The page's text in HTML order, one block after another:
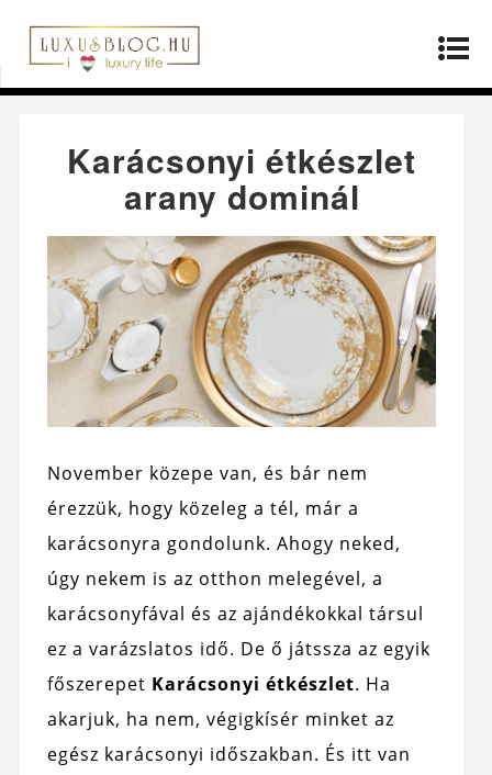
Kezdőlap»Életmód
Karácsonyi étkészlet arany
dominál
Karácsonyi étkészlet
arany dominál
November közepe van, és bár nem
érezzük, hogy közeleg a tél, már a
karácsonyra gondolunk. Ahogy neked,
úgy nekem is az otthon melegével, a
karácsonyfával és az ajándékokkal társul
ez a varázslatos idő. De ő játssza az egyik
főszerepet Karácsonyi étkészlet. Ha
akarjuk, ha nem, végigkísér minket az
egész karácsonyi időszakban. És itt van